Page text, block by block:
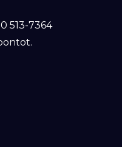
513-7364